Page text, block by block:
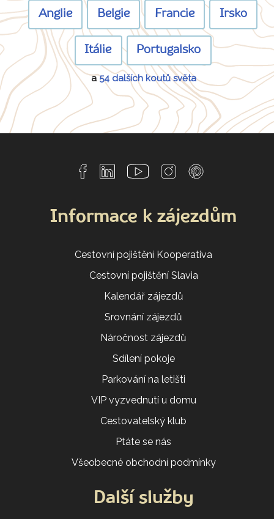
Anglie Belgie Francie Irsko
Itálie Portugalsko
a54 dalších koutů světa
Informace k zájezdům
Cestovní pojištění Kooperativa
Cestovní pojištění Slavia
Kalendář zájezdů
Srovnání zájezdů
Náročnost zájezdů
Sdílení pokoje
Parkování na letišti
VIP vyzvednutí u domu
Cestovatelský klub
Ptáte se nás
Všeobecné obchodní podmínky
Další služby